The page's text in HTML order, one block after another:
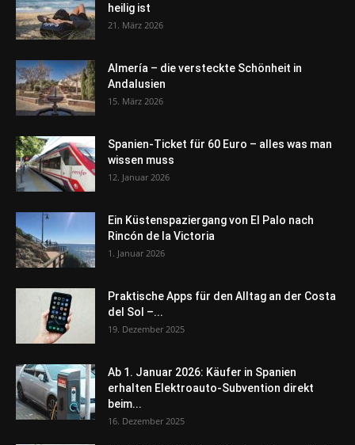
heilig ist
21. März 2026
Almería – die versteckte Schönheit in
Andalusien
15. März 2026
Spanien-Ticket für 60 Euro – alles was man
wissen muss
12. Januar 2026
Ein Küstenspaziergang von El Palo nach
Rincón de la Victoria
1. Januar 2026
Praktische Apps für den Alltag an der Costa
del Sol –...
19. Dezember 2025
Ab 1. Januar 2026: Käufer in Spanien
erhalten Elektroauto-Subvention direkt
beim...
16. Dezember 2025